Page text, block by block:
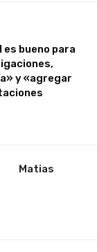
bueno para
y «agregar
Matias